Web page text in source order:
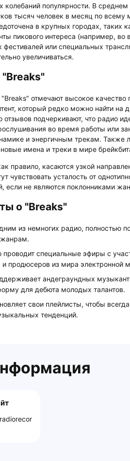
колебаний популярности. В
тысяч человек в месяц по всему
в крупных городах, таких
пикового интереса (например, во
или специальных
увеличиваться.
отмечают высокое качество
который редко можно найти на
подчеркивают, что радио
во время работы или
и энергичным трекам. Также
имена и треки в мире
правило, касаются узкой
чувствовать усталость от
если не являются поклонниками
о "Breaks"
из немногих радио, полностью
проводит специальные эфиры с
продюсеров из мира электронной
андеграундных
для дебюта молодых талантов.
свои плейлисты, чтобы
тенденций.